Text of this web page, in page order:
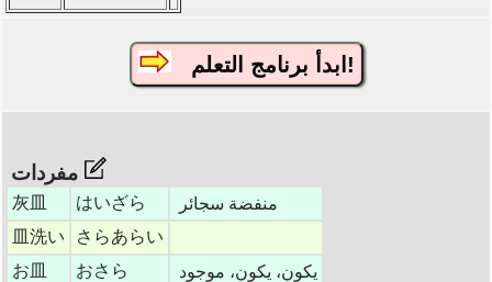
ابدأ برنامج التعلم!
灰皿 はいざら
منفضة سجائر
皿洗い
さらあらい
お皿
おさら يكون، يكون، موجود